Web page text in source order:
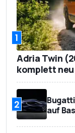
1
Adria Twin
komplett neu
2
auf